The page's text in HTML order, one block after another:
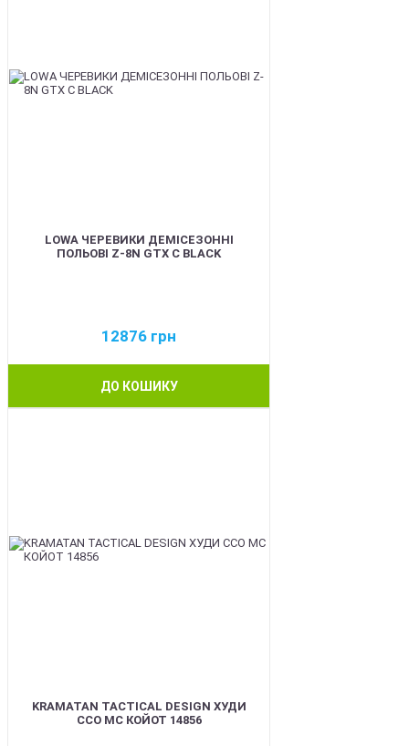
LOWA ЧЕРЕВИКИ ДЕМІСЕЗОННІ
ПОЛЬОВІ Z-8N GTX C BLACK
12876 грн
ДО КОШИКУ
KRAMATAN TACTICAL DESIGN ХУДИ
ССО МС КОЙОТ 14856